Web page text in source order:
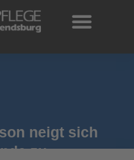
neigt sich
zu